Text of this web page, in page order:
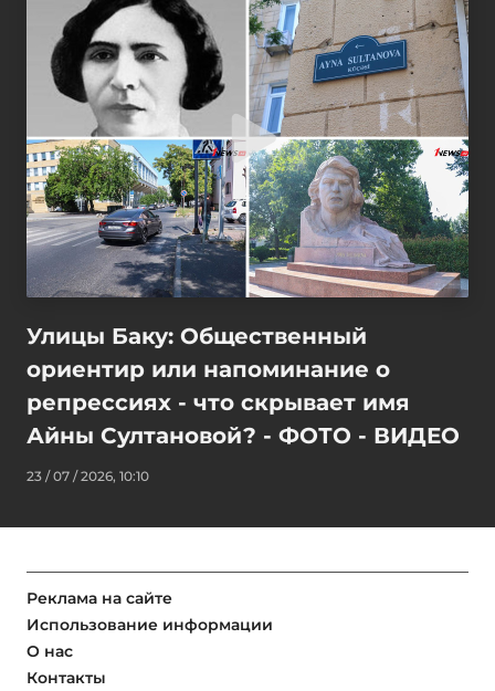
Улицы Баку: Общественный
ориентир или напоминание о
репрессиях - что скрывает имя
Айны Султановой? - ФОТО - ВИДЕО
23 / 07 / 2026, 10:10
Реклама на сайте
Использование информации
О нас
Контакты